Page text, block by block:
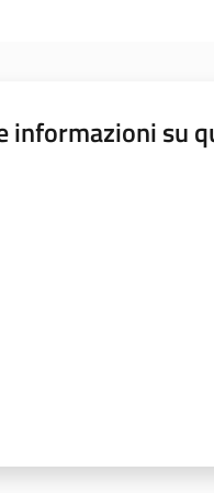
informazioni su